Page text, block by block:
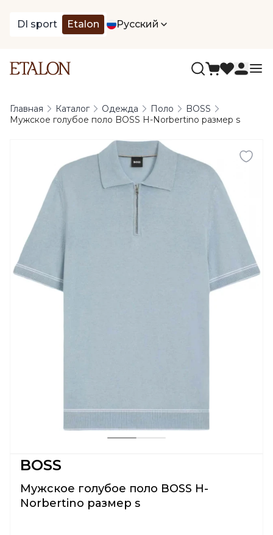
DI sport Etalon Русский
Главная Каталог Одежда Поло
BOSS
Мужское голубое поло BOSS H-Norbertino размер s
BOSS
Мужское голубое поло BOSS H-
Norbertino размер s